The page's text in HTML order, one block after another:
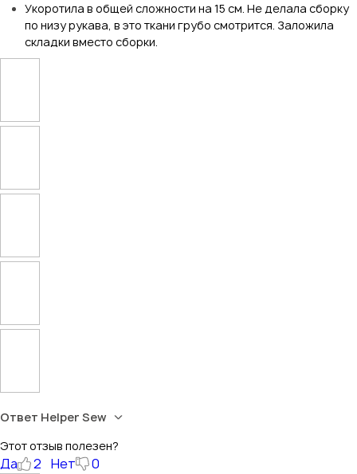
Укоротила в общей сложности на 15 см. Не делала сборку
по низу рукава, в это ткани грубо смотрится. Заложила
складки вместо сборки.
Ответ Helper Sew
Этот отзыв полезен?
Да 2 Нет 0